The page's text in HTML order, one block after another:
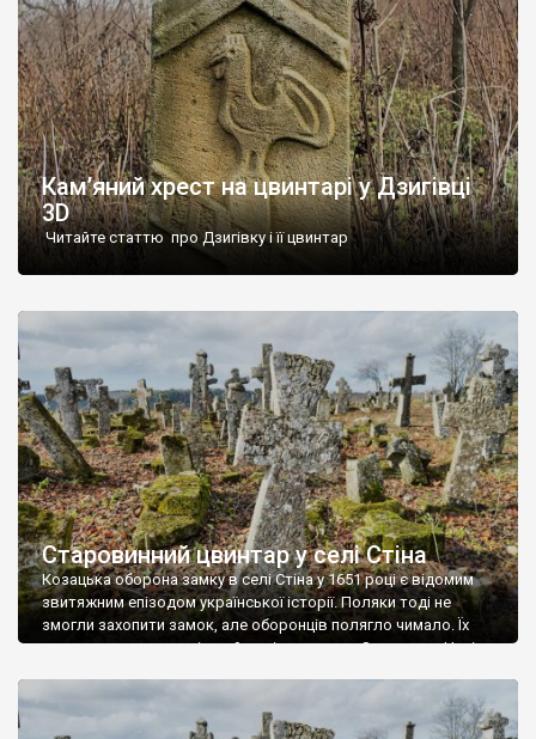
Кам’яний хрест на цвинтарі у Дзигівці
3D
Читайте статтю про Дзигівку і її цвинтар
Старовинний цвинтар у селі Стіна
Козацька оборона замку в селі Стіна у 1651 році є відомим
звитяжним епізодом української історії. Поляки тоді не
змогли захопити замок, але оборонців полягло чимало. Їх
поховали на цвинтарі, який тоді називався Замковим. Нині на
ньому чимало хрестів 19 століття, є такі, де епітафії стер […]